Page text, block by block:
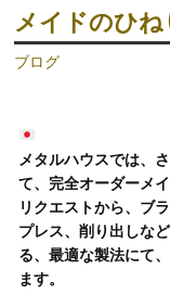
メイドのひ
ブログ
メタルハウスでは、
て、完全オーダーメ
リクエストから、ブ
プレス、削り出しな
る、最適な製法にて
ます。